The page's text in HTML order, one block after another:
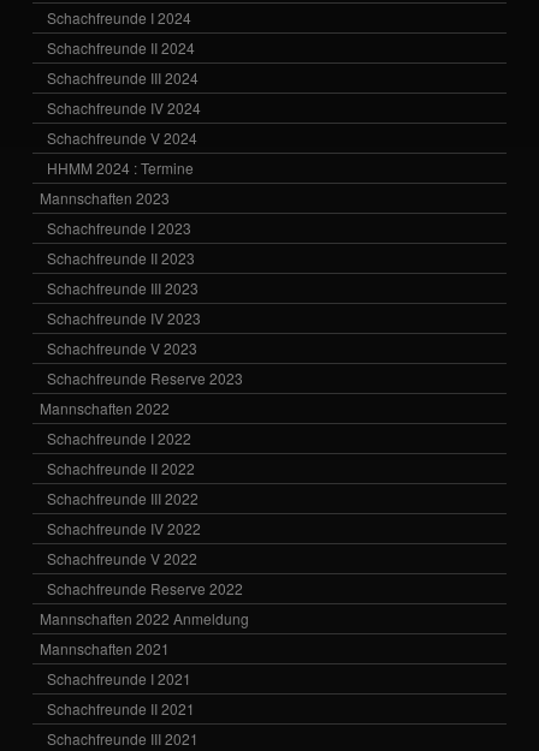
Schachfreunde I 2024
Schachfreunde II 2024
Schachfreunde III 2024
Schachfreunde IV 2024
Schachfreunde V 2024
HHMM 2024 : Termine
Mannschaften 2023
Schachfreunde I 2023
Schachfreunde II 2023
Schachfreunde III 2023
Schachfreunde IV 2023
Schachfreunde V 2023
Schachfreunde Reserve 2023
Mannschaften 2022
Schachfreunde I 2022
Schachfreunde II 2022
Schachfreunde III 2022
Schachfreunde IV 2022
Schachfreunde V 2022
Schachfreunde Reserve 2022
Mannschaften 2022 Anmeldung
Mannschaften 2021
Schachfreunde I 2021
Schachfreunde II 2021
Schachfreunde III 2021